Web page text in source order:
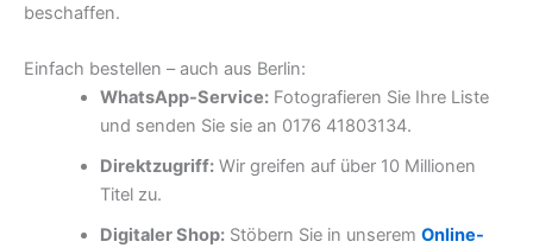
beschaffen.
Einfach bestellen – auch aus Berlin:
WhatsApp-Service:Fotografieren Sie Ihre Liste
und senden Sie sie an 0176 41803134.
Direktzugriff:Wir greifen auf über 10 Millionen
Titel zu.
Digitaler Shop:Stöbern Sie in unserem Online-